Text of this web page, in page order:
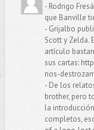
- Rodrigo
que Banville
- Grijalbo
Scott y Zelda.
artículo
sus cartas:
nos-
- De los
brother, pero
la
completos,